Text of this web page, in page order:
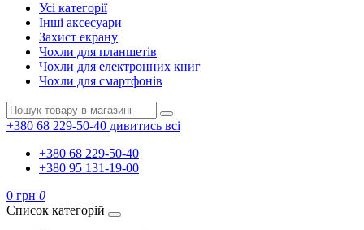
Усі категорії
Інші аксесуари
Захист екрану
Чохли для планшетів
Чохли для електронних книг
Чохли для смартфонів
+380 68 229-50-40 дивитись всі
+380 68 229-50-40
+380 95 131-19-00
0 грн 0
Список категорій